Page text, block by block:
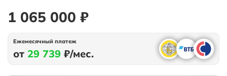
1 065 000 ₽
Ежемесячный платеж
от 29 739 ₽/мес.